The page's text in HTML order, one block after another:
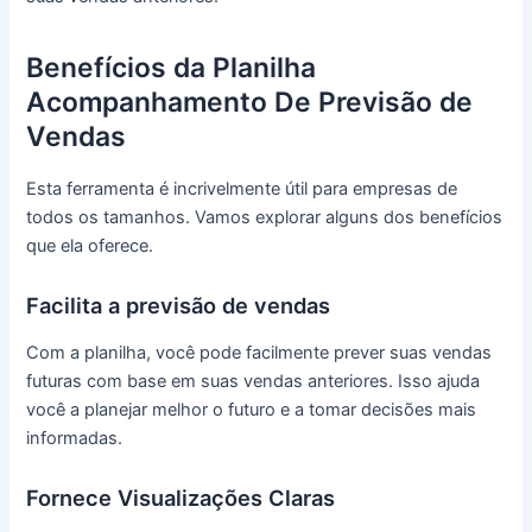
Benefícios da Planilha
Acompanhamento De Previsão de
Vendas
Esta ferramenta é incrivelmente útil para empresas de
todos os tamanhos. Vamos explorar alguns dos benefícios
que ela oferece.
Facilita a previsão de vendas
Com a planilha, você pode facilmente prever suas vendas
futuras com base em suas vendas anteriores. Isso ajuda
você a planejar melhor o futuro e a tomar decisões mais
informadas.
Fornece Visualizações Claras